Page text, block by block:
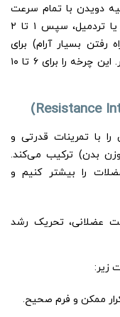
گرم کردن کامل، ۳۰ ثانیه دویدن با تمام سرعت
(۱۰۰٪ توان) بر روی یک مسیر صاف یا تردمیل، سپس ۱ تا ۲
رفتن بسیار آرام) برای
بازگشت ضربان قلب به سطح پایین‌تر. این چرخه را برای ۶ تا ۱۰
را با تمرینات قدرتی و
وزن بدن) ترکیب می‌کند.
را بیشتر کنیم و
عضلانی، تحریک رشد